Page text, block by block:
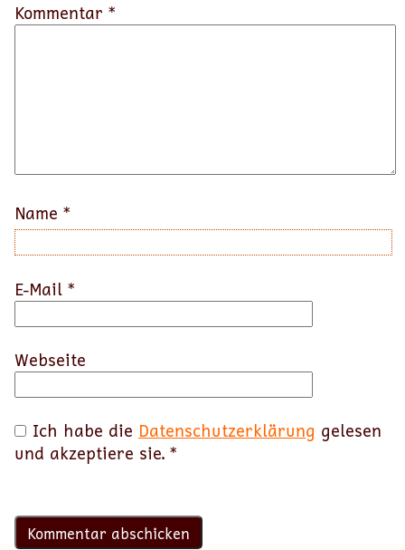
Kommentar *
Name *
E-Mail *
Webseite
Ich habe die Datenschutzerklärung gelesen
und akzeptiere sie. *